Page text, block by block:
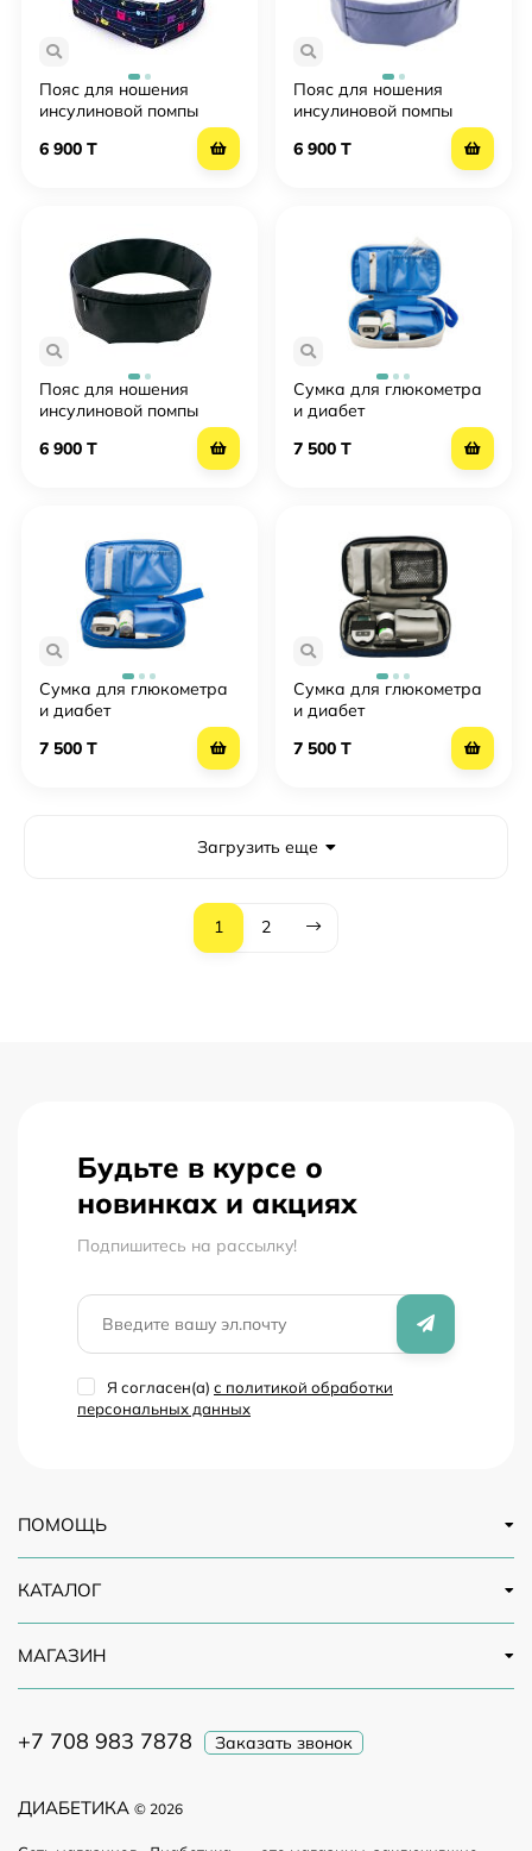
Пояс для ношения
инсулиновой помпы
Insula Lock - Котики
6 900 T
Пояс для ношения
инсулиновой помпы
Insula Lock - Серо-
6 900 T
Пояс для ношения
инсулиновой помпы
Insula Lock - Черный
6 900 T
Сумка для глюкометра
и диабет
Travel - Айсберг
7 500 T
Сумка для глюкометра
и диабет
Тревел/Travel - Голубой
7 500 T
Сумка для глюкометра
и диабет
Тревел/Travel - Джинс
7 500 T
Загрузить еще
1 2
Будьте в курсе о
новинках и акциях
Подпишитесь на рассылкy!
Я согласен(a) с политикой обработки
персональных данных
ДИАБЕТИКА © 2026
ПОМОЩЬ
КАТАЛОГ
МАГАЗИН
+7 708 983 7878 Заказать звонок